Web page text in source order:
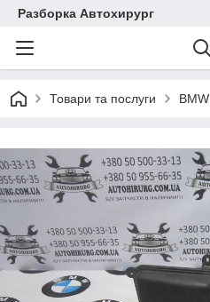
Разборка Автохирург
Товари та послуги BMW